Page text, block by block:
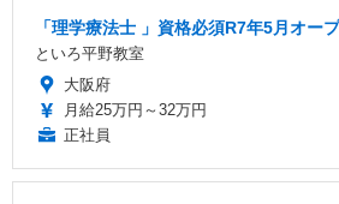
「理学療法士 」資格必須R7年5月オ
といろ平野教室
大阪府
月給25万円～32万円
正社員